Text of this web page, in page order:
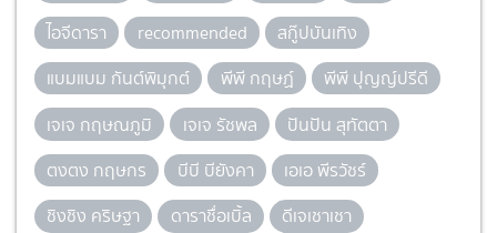
ไอจีดารา
recommended
สกู๊ปบันเทิง
แบมแบม กันต์พิมุกต์
พีพี กฤษฏ์
พีพี ปุญญ์ปรีดี
เจเจ กฤษณภูมิ
เจเจ รัชพล
ปันปัน สุทัตตา
ตงตง กฤษกร
บีบี บียังคา
เอเอ พีรวัชร์
ชิงชิง คริษฐา
ดาราชื่อเบิ้ล
ดีเจเชาเชา